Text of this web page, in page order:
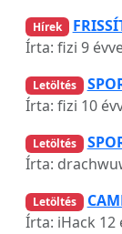
Hírek
Írta: fizi 9
Letöltés
Írta: fizi 10
Letöltés
Írta:
Letöltés
Írta: iHack 12